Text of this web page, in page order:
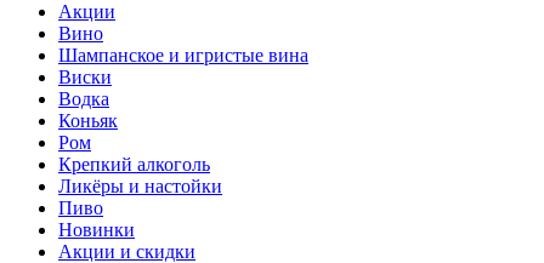
Акции
Вино
Шампанское и игристые вина
Виски
Водка
Коньяк
Ром
Крепкий алкоголь
Ликёры и настойки
Пиво
Новинки
Акции и скидки